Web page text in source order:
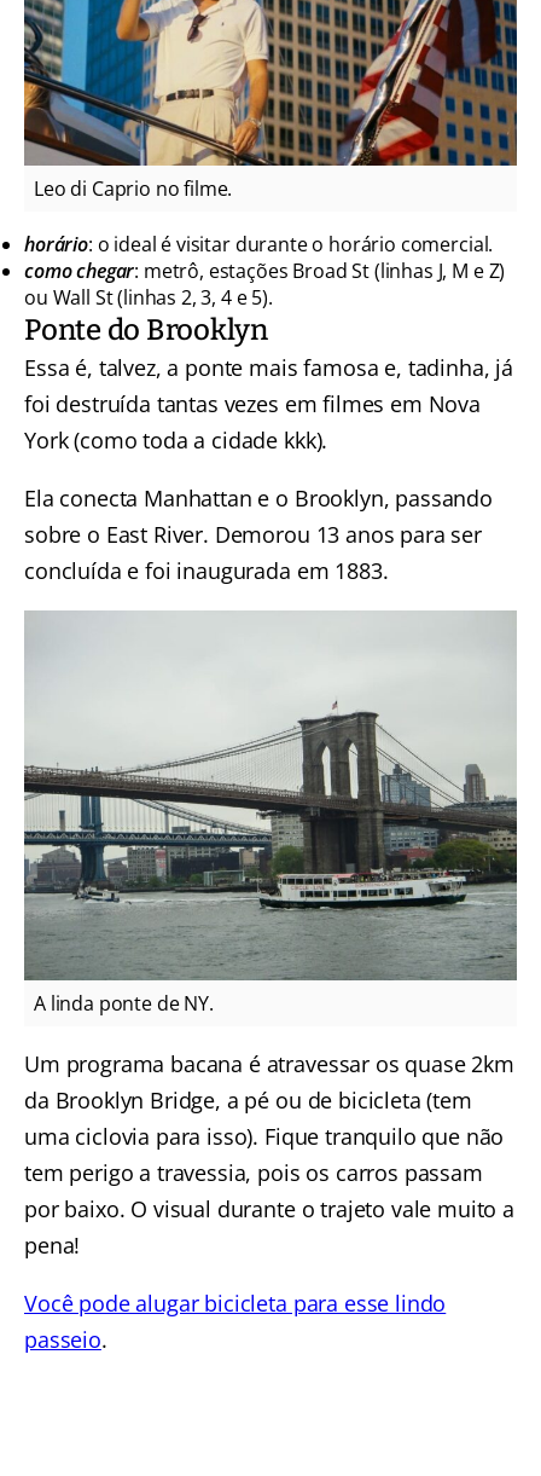
Leo di Caprio no filme.
horário: o ideal é visitar durante o horário comercial.
como chegar: metrô, estações Broad St (linhas J, M e Z)
ou Wall St (linhas 2, 3, 4 e 5).
Ponte do Brooklyn
Essa é, talvez, a ponte mais famosa e, tadinha, já
foi destruída tantas vezes em filmes em Nova
York (como toda a cidade kkk).
Ela conecta Manhattan e o Brooklyn, passando
sobre o East River. Demorou 13 anos para ser
concluída e foi inaugurada em 1883.
A linda ponte de NY.
Um programa bacana é atravessar os quase 2km
da Brooklyn Bridge, a pé ou de bicicleta (tem
uma ciclovia para isso). Fique tranquilo que não
tem perigo a travessia, pois os carros passam
por baixo. O visual durante o trajeto vale muito a
pena!
Você pode alugar bicicleta para esse lindo
passeio.